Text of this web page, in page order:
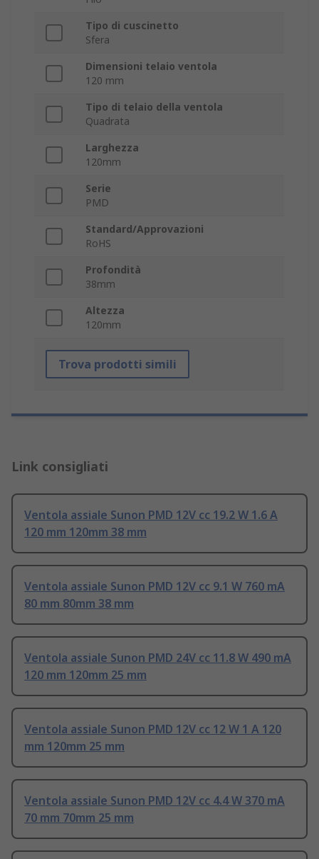
Tipo di cuscinetto
Sfera
Dimensioni telaio ventola
120 mm
Tipo di telaio della ventola
Quadrata
Larghezza
120mm
Serie
PMD
Standard/Approvazioni
RoHS
Profondità
38mm
Altezza
120mm
Trova prodotti simili
Link consigliati
Ventola assiale Sunon PMD 12V cc 19.2 W 1.6 A
120 mm 120mm 38 mm
Ventola assiale Sunon PMD 12V cc 9.1 W 760 mA
80 mm 80mm 38 mm
Ventola assiale Sunon PMD 24V cc 11.8 W 490 mA
120 mm 120mm 25 mm
Ventola assiale Sunon PMD 12V cc 12 W 1 A 120
mm 120mm 25 mm
Ventola assiale Sunon PMD 12V cc 4.4 W 370 mA
70 mm 70mm 25 mm